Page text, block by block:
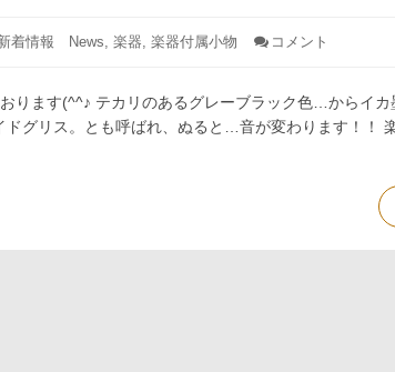
:
着情報 News, 楽器, 楽器付属小物 コメント
ー
ニ
ン
ります(^^♪ テカリのあるグレーブラック色…からイカ
ドグリス。とも呼ばれ、ぬると…音が変わります！！